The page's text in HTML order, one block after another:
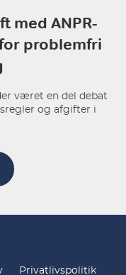
med ANPR-
problemfri
været en del debat
og afgifter i
Privatlivspolitik